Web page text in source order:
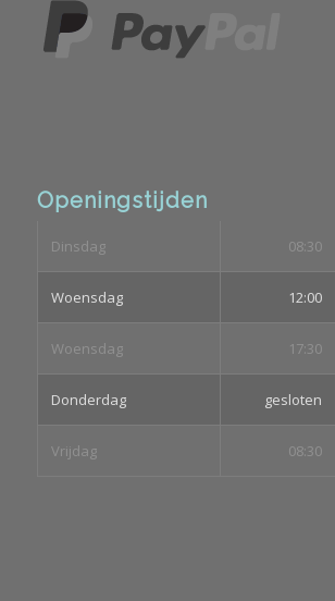
Openingstijden
Dinsdag 08:30
Woensdag 12:00
Woensdag 17:30
Donderdag gesloten
Vrijdag 08:30